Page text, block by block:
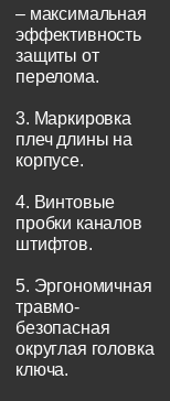
– максимальная
эффективность
защиты от
перелома.
3. Маркировка
плеч длины на
корпусе.
4. Винтовые
пробки каналов
штифтов.
5. Эргономичная
травмо-
безопасная
округлая головка
ключа.